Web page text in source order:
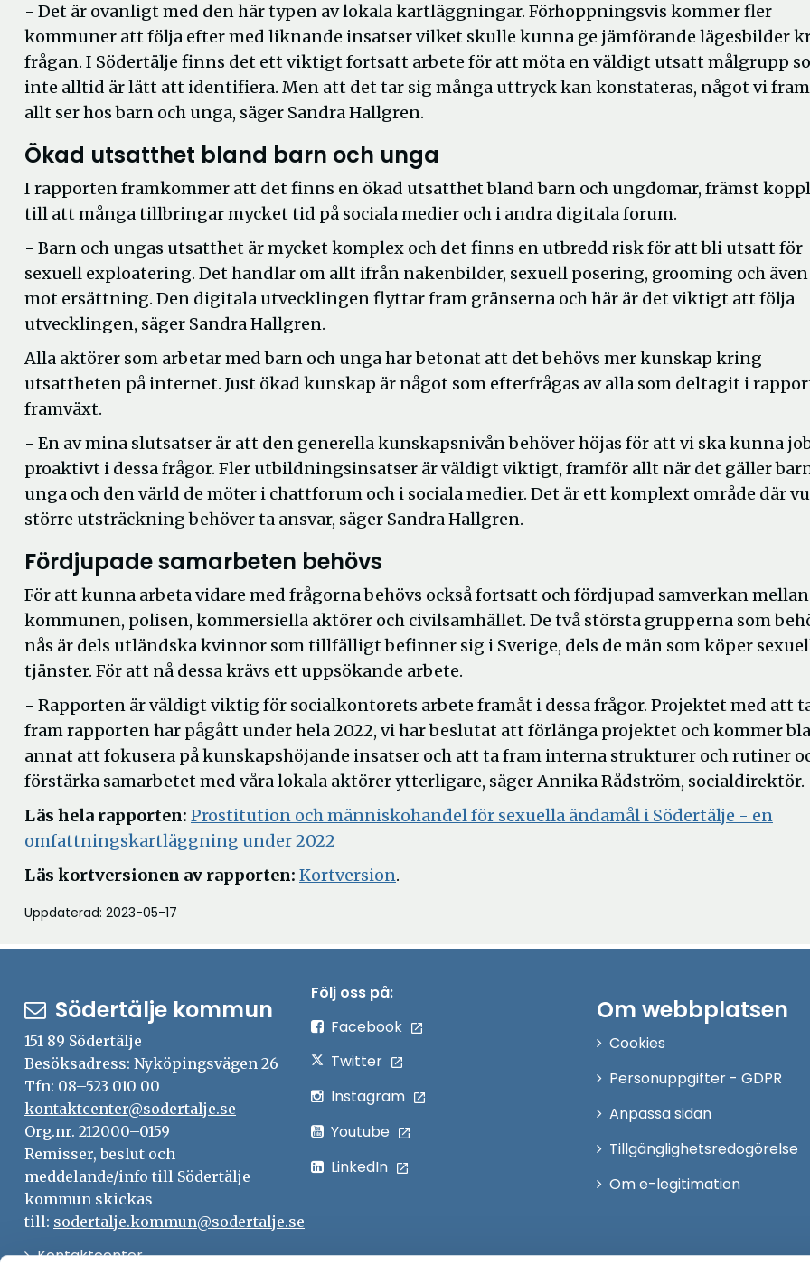
- Det är ovanligt med den här typen av lokala kartläggningar. Förhoppningsvis kommer fler
kommuner att följa efter med liknande insatser vilket skulle kunna ge jämförande lägesbilder
frågan. I Södertälje finns det ett viktigt fortsatt arbete för att möta en väldigt utsatt målgrupp
inte alltid är lätt att identifiera. Men att det tar sig många uttryck kan konstateras, något vi
allt ser hos barn och unga, säger Sandra Hallgren.
Ökad utsatthet bland barn och unga
I rapporten framkommer att det finns en ökad utsatthet bland barn och ungdomar, främst
till att många tillbringar mycket tid på sociala medier och i andra digitala forum.
- Barn och ungas utsatthet är mycket komplex och det finns en utbredd risk för att bli utsatt för
sexuell exploatering. Det handlar om allt ifrån nakenbilder, sexuell posering, grooming och även
mot ersättning. Den digitala utvecklingen flyttar fram gränserna och här är det viktigt att följa
utvecklingen, säger Sandra Hallgren.
Alla aktörer som arbetar med barn och unga har betonat att det behövs mer kunskap kring
utsattheten på internet. Just ökad kunskap är något som efterfrågas av alla som deltagit i
framväxt.
- En av mina slutsatser är att den generella kunskapsnivån behöver höjas för att vi ska kunna
proaktivt i dessa frågor. Fler utbildningsinsatser är väldigt viktigt, framför allt när det gäller
unga och den värld de möter i chattforum och i sociala medier. Det är ett komplext område där
större utsträckning behöver ta ansvar, säger Sandra Hallgren.
Fördjupade samarbeten behövs
För att kunna arbeta vidare med frågorna behövs också fortsatt och fördjupad samverkan mellan
kommunen, polisen, kommersiella aktörer och civilsamhället. De två största grupperna som
nås är dels utländska kvinnor som tillfälligt befinner sig i Sverige, dels de män som köper
tjänster. För att nå dessa krävs ett uppsökande arbete.
- Rapporten är väldigt viktig för socialkontorets arbete framåt i dessa frågor. Projektet med att
fram rapporten har pågått under hela 2022, vi har beslutat att förlänga projektet och kommer
annat att fokusera på kunskapshöjande insatser och att ta fram interna strukturer och rutiner
förstärka samarbetet med våra lokala aktörer ytterligare, säger Annika Rådström, socialdirektör.
Läs hela rapporten: Prostitution och människohandel för sexuella ändamål i Södertälje - en
omfattningskartläggning under 2022
Läs kortversionen av rapporten: Kortversion.
Uppdaterad: 2023-05-17
Södertälje kommun
151 89 Södertälje
Besöksadress: Nyköpingsvägen 26
Tfn: 08–523 010 00
kontaktcenter@sodertalje.se
Org.nr. 212000–0159
Remisser, beslut och
meddelande/info till Södertälje
kommun skickas
till: sodertalje.kommun@sodertalje.se
KontaktcenterÖppna
Följ oss på:
Facebook
Twitter
Instagram
Youtube
LinkedIn
Om webbplatsen
Cookies
Personuppgifter - GDPR
Anpassa sidan
Tillgänglighetsredogörelse
Om e-legitimation